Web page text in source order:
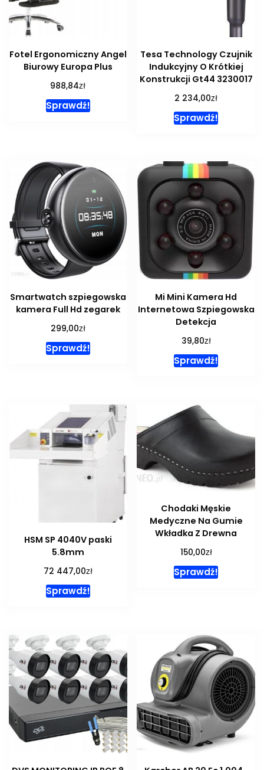
Fotel Ergonomiczny Angel
Biurowy Europa Plus
988,84zł
Sprawdź!
Tesa Technology Czujnik
Indukcyjny O Krótkiej
Konstrukcji Gt44 3230017
2 234,00zł
Sprawdź!
Smartwatch szpiegowska
kamera Full Hd zegarek
299,00zł
Sprawdź!
Mi Mini Kamera Hd
Internetowa Szpiegowska
Detekcja
39,80zł
Sprawdź!
HSM SP 4040V paski
5.8mm
72 447,00zł
Sprawdź!
Chodaki Męskie
Medyczne Na Gumie
Wkładka Z Drewna
150,00zł
Sprawdź!